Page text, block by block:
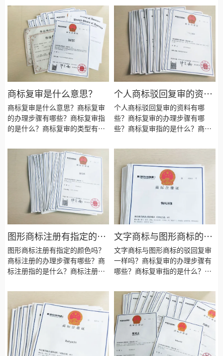
标注册的种类有哪些？商标注册
要注意些什么？商标注册的目的
是为了什么？商标注册会失败
吗？商标注册需要什么资料？商
标注册的材料有哪些？商标注册
需要多长时间？
有哪些？英文商标复审要注意些
什么？英文商标复审的目的是为
了什么？英文商标复审会失败
吗？英文商标复审需要什么资
料？英文商标复审需要多长时
商标复审是什么意思？
商标复审是什么意思？商标复审
的办理步骤有哪些？商标复审指
的是什么？商标复审的类型有哪
标复审的目的是为了什么？商标
复审会失败吗？商标复审需要什
么资料？商标复审需要多长时
个人商标驳回复审的资料
有哪些？
个人商标驳回复审的资料有哪
些？商标复审的办理步骤有哪
些？商标复审指的是什么？商标
注意些什么？商标复审的目的是
为了什么？商标复审会失败吗？
商标复审需要什么资料？商标复
审需要多长时间？
图形商标注册有指定的颜
色吗？
图形商标注册有指定的颜色吗？
商标注册的办理步骤有哪些？商
标注册指的是什么？商标注册的
哪些？商标注册要注意些什么？
商标注册的目的是为了什么？商
标注册会失败吗？商标注册需要
什么资料？商标注册的材料有哪
些？商标注册需要多长时间？
文字商标与图形商标的驳
回复审一样吗？
文字商标与图形商标的驳回复审
一样吗？商标复审的办理步骤有
哪些？商标复审指的是什么？商
要注意些什么？商标复审的目的
是为了什么？商标复审会失败
吗？商标复审需要什么资料？商
标复审需要多长时间？